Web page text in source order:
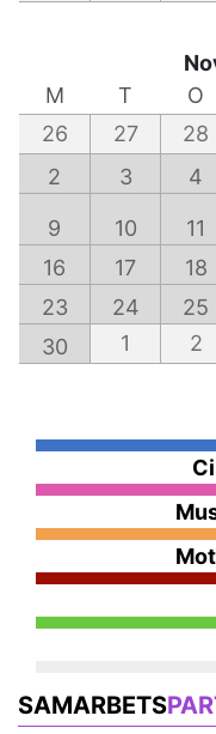
M
T O
26
27 28
2
3 4
9 10 11
16
17 18
23
24 25
30
1 2
SAMARBETS